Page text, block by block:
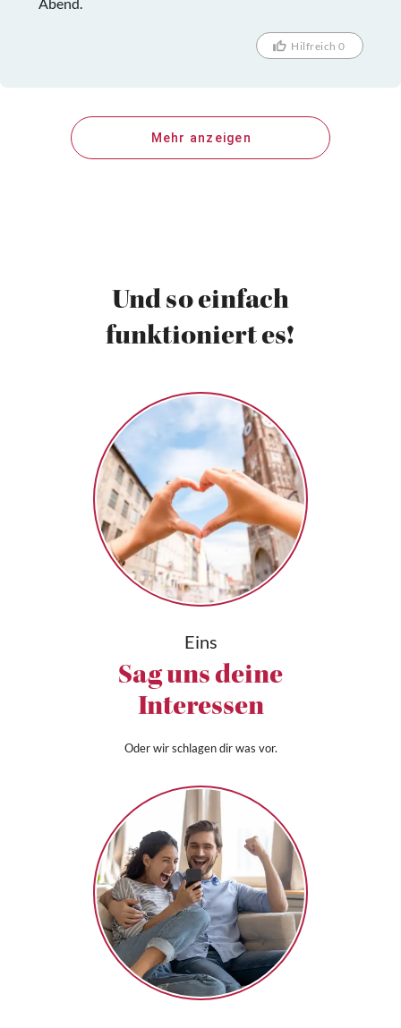
Abend.
Hilfreich 0
Mehr anzeigen
Und so einfach
funktioniert es!
Eins
Sag uns deine
Interessen
Oder wir schlagen dir was vor.